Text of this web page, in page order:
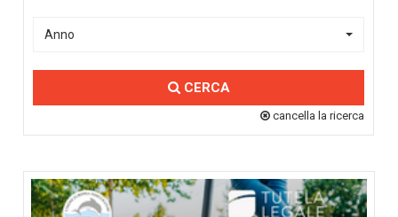
Anno
CERCA
cancella la ricerca